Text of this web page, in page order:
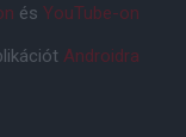
és YouTube-on
Androidra